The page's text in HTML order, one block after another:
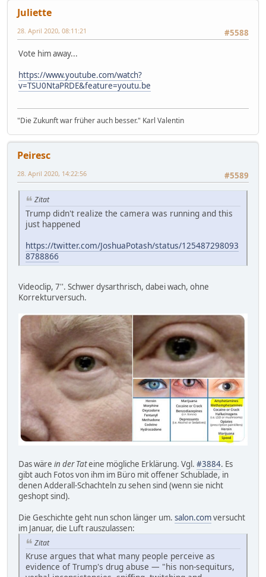
Juliette
#5588
28. April 2020, 08:11:21
Vote him away...
https://www.youtube.com/watch?
v=TSU0NtaPRDE&feature=youtu.be
"Die Zukunft war früher auch besser." Karl Valentin
Peiresc
#5589
28. April 2020, 14:22:56
Zitat
Trump didn't realize the camera was running and this
just happened
https://twitter.com/JoshuaPotash/status/125487298093
8788866
Videoclip, 7''. Schwer dysarthrisch, dabei wach, ohne
Korrekturversuch.
Das wäre in der Tateine mögliche Erklärung. Vgl. #3884. Es
gibt auch Fotos von ihm im Büro mit offener Schublade, in
denen Adderall-Schachteln zu sehen sind (wenn sie nicht
geshopt sind).
Die Geschichte geht nun schon länger um. salon.comversucht
im Januar, die Luft rauszulassen:
Zitat
Kruse argues that what many people perceive as
evidence of Trump's drug abuse — "his non-sequiturs,